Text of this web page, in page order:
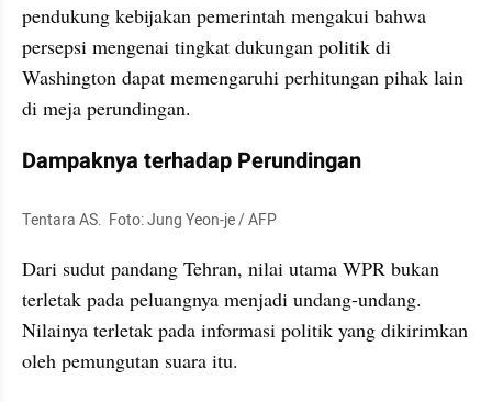
pendukung kebijakan pemerintah mengakui bahwa
persepsi mengenai tingkat dukungan politik di
Washington dapat memengaruhi perhitungan pihak lain
di meja perundingan.
Dampaknya terhadap Perundingan
Tentara AS.  Foto: Jung Yeon-je / AFP
Dari sudut pandang Tehran, nilai utama WPR bukan
terletak pada peluangnya menjadi undang-undang.
Nilainya terletak pada informasi politik yang dikirimkan
oleh pemungutan suara itu.